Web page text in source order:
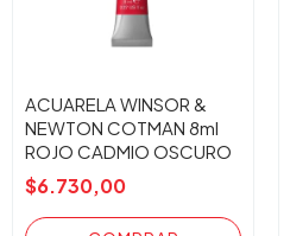
ACUARELA WINSOR &
NEWTON COTMAN 8ml
ROJO CADMIO OSCURO
098
$6.730,00